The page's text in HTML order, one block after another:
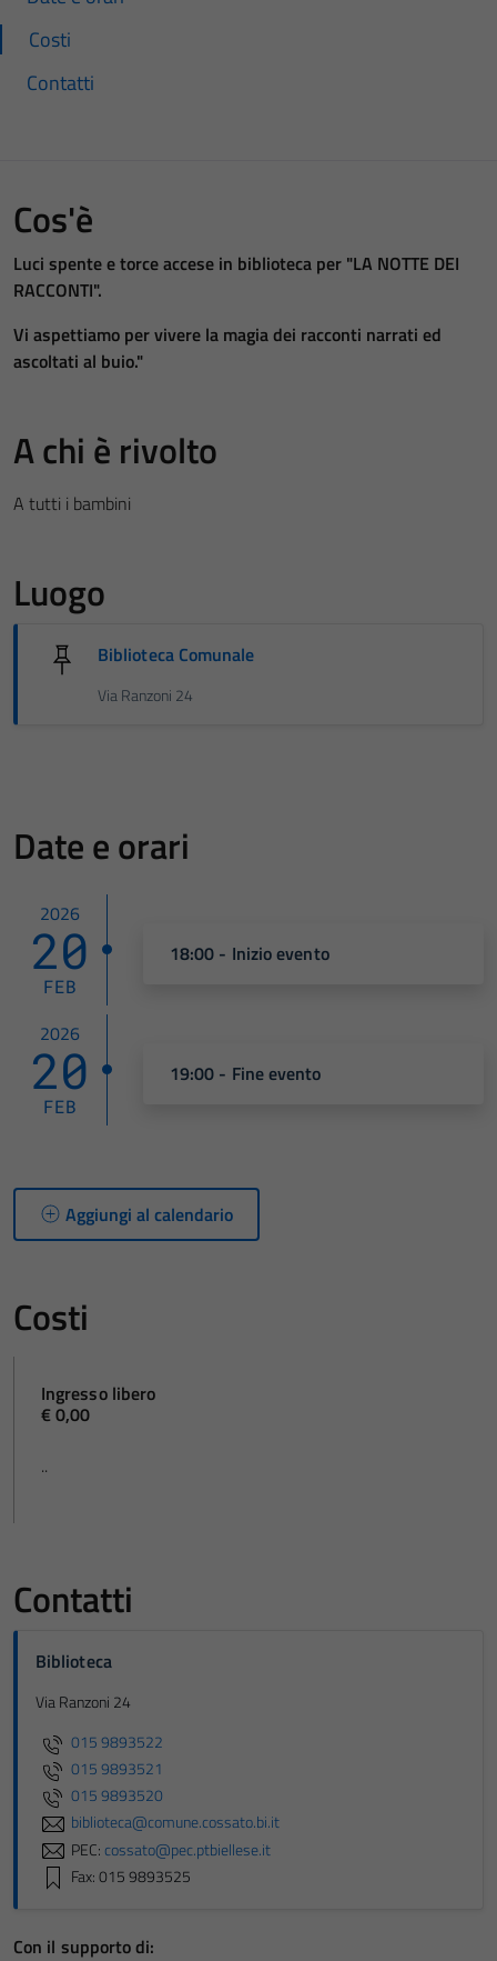
Costi
Contatti
Cos'è
Luci spente e torce accese in biblioteca per "LA NOTTE DEI
RACCONTI".
Vi aspettiamo per vivere la magia dei racconti narrati ed
ascoltati al buio."
A chi è rivolto
A tutti i bambini
Luogo
Biblioteca Comunale
Via Ranzoni 24
Date e orari
2026
20
FEB
18:00 - Inizio evento
2026
20
FEB
19:00 - Fine evento
Aggiungi al calendario
Costi
Ingresso libero
€ 0,00
..
Contatti
Biblioteca
Via Ranzoni 24
015 9893522
015 9893521
015 9893520
biblioteca@comune.cossato.bi.it
PEC:cossato@pec.ptbiellese.it
Fax: 015 9893525
Con il supporto di: